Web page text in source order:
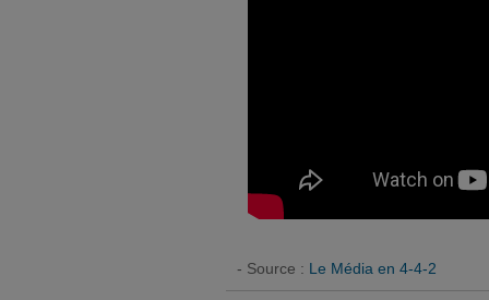
- Source : Le Média en 4-4-2